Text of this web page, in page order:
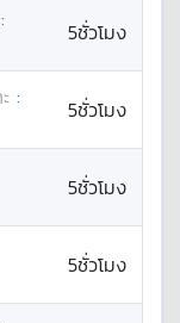
:
5ชั่วโมง
:
5ชั่วโมง
5ชั่วโมง
5ชั่วโมง